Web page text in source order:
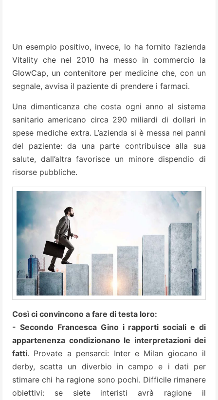
Un esempio positivo, invece, lo ha fornito l’azienda
Vitality che nel 2010 ha messo in commercio la
GlowCap, un contenitore per medicine che, con un
segnale, avvisa il paziente di prendere i farmaci.
Una dimenticanza che costa ogni anno al sistema
sanitario americano circa 290 miliardi di dollari in
spese mediche extra. L’azienda si è messa nei panni
del paziente: da una parte contribuisce alla sua
salute, dall’altra favorisce un minore dispendio di
risorse pubbliche.
Così ci convincono a fare di testa loro:
- Secondo Francesca Gino i rapporti sociali e di
appartenenza condizionano le interpretazioni dei
fatti. Provate a pensarci: Inter e Milan giocano il
derby, scatta un diverbio in campo e i dati per
stimare chi ha ragione sono pochi. Difficile rimanere
obiettivi: se siete interisti avrà ragione il